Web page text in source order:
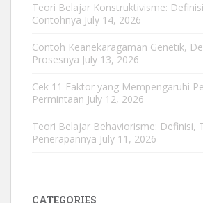
Teori Belajar Konstruktivisme:
Contohnya July 14, 2026
Contoh Keanekaragaman Genetik,
Prosesnya July 13, 2026
Cek 11 Faktor yang Mempengaruhi
Permintaan July 12, 2026
Teori Belajar Behaviorisme: Definisi,
Penerapannya July 11, 2026
CATEGORIES